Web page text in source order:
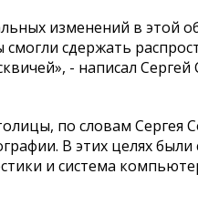
изменений в этой
сдержать
- написал Сергей
по словам Сергея
В этих целях
и система